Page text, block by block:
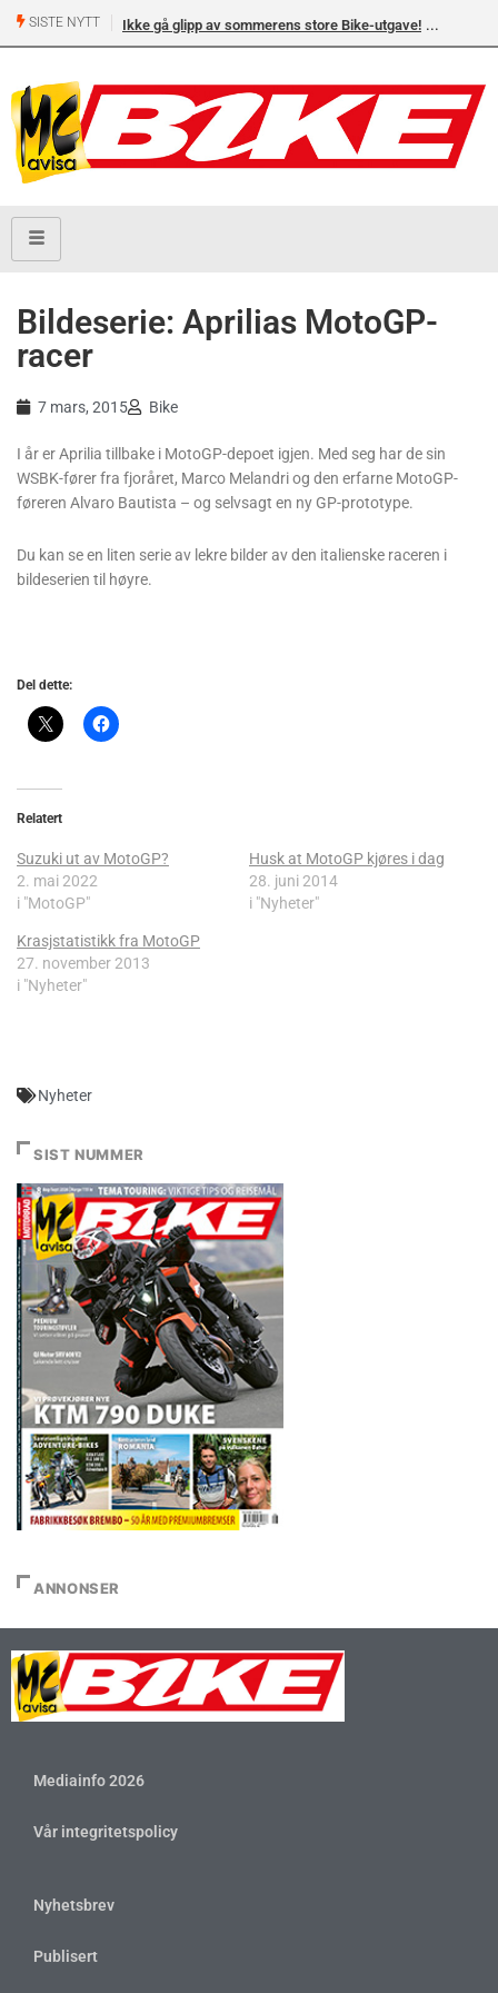
SISTE NYTT Ikke gå glipp av sommerens store Bike-utgave!
Bildeserie: Aprilias MotoGP-
racer
7 mars, 2015 Bike
I år er Aprilia tillbake i MotoGP-depoet igjen. Med seg har de sin
WSBK-fører fra fjoråret, Marco Melandri og den erfarne MotoGP-
føreren Alvaro Bautista – og selvsagt en ny GP-prototype.
Du kan se en liten serie av lekre bilder av den italienske raceren i
bildeserien til høyre.
Del dette:
Relatert
Suzuki ut av MotoGP?
2. mai 2022
i "MotoGP"
Husk at MotoGP kjøres i dag
28. juni 2014
i "Nyheter"
Krasjstatistikk fra MotoGP
27. november 2013
i "Nyheter"
Nyheter
SIST NUMMER
ANNONSER
Mediainfo 2026
Vår integritetspolicy
Nyhetsbrev
Publisert